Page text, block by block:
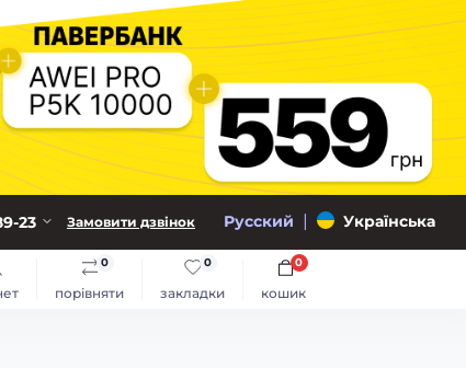
23 Замовити дзвінок Русский | Українська
порівняти
0
закладки
0
кошик
0